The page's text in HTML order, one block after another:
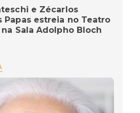
e Zécarlos
Papas estreia no Teatro
Sala Adolpho Bloch